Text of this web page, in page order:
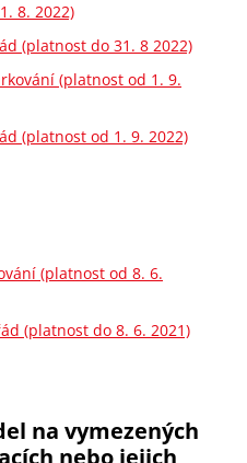
8. 2022)
(platnost do 31. 8 2022)
(platnost od 1. 9.
(platnost od 1. 9. 2022)
(platnost od 8. 6.
(platnost do 8. 6. 2021)
na vymezených
nebo jejich